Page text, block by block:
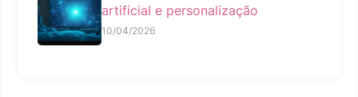
artificial e personalização
10/04/2026